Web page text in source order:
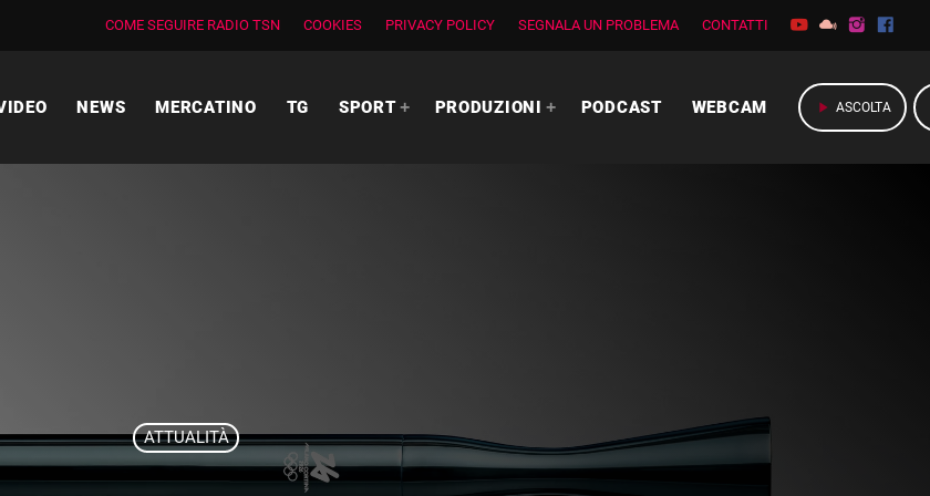
COME SEGUIRE RADIO TSN COOKIES PRIVACY POLICY SEGNALA UN PROBLEMA CONTATTI
NEWS MERCATINO TG SPORT PRODUZIONI PODCAST WEBCAM play_arrow ASCOLTA
ATTUALITÀ